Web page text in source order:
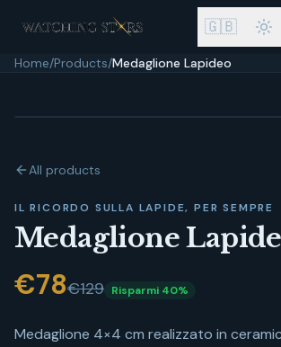
🇬🇧
Home/Products/Medaglione Lapideo
All products
IL RICORDO SULLA LAPIDE, PER SEMPRE
Medaglione
€78€129 Risparmi 40%
Medaglione 4×4 cm realizzato in